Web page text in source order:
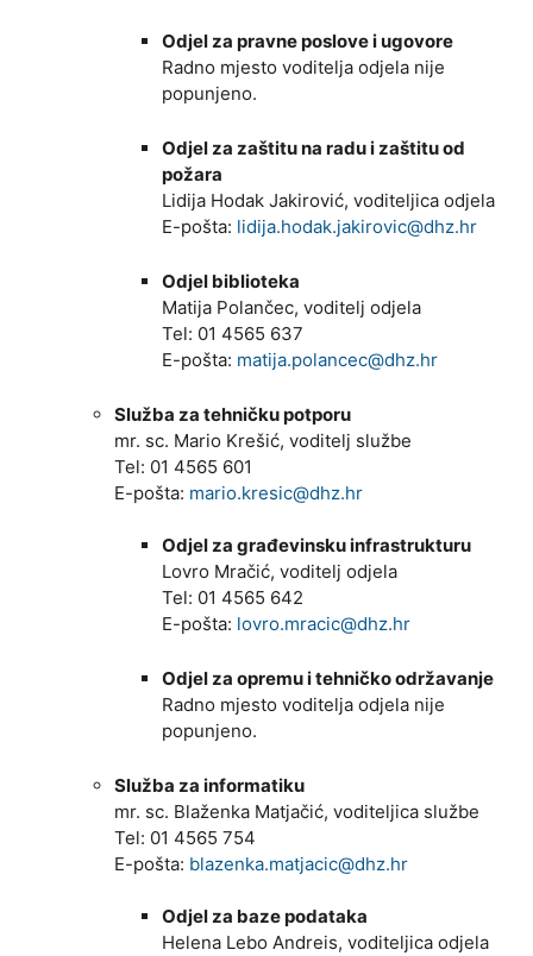
Odjel za pravne poslove i ugovore
Radno mjesto voditelja odjela nije
popunjeno.
Odjel za zaštitu na radu i zaštitu od
požara
Lidija Hodak Jakirović, voditeljica odjela
E-pošta: lidija.hodak.jakirovic@dhz.hr
Odjel biblioteka
Matija Polančec, voditelj odjela
Tel: 01 4565 637
E-pošta: matija.polancec@dhz.hr
Služba za tehničku potporu
mr. sc. Mario Krešić, voditelj službe
Tel: 01 4565 601
E-pošta: mario.kresic@dhz.hr
Odjel za građevinsku infrastrukturu
Lovro Mračić, voditelj odjela
Tel: 01 4565 642
E-pošta: lovro.mracic@dhz.hr
Odjel za opremu i tehničko održavanje
Radno mjesto voditelja odjela nije
popunjeno.
Služba za informatiku
mr. sc. Blaženka Matjačić, voditeljica službe
Tel: 01 4565 754
E-pošta: blazenka.matjacic@dhz.hr
Odjel za baze podataka
Helena Lebo Andreis, voditeljica odjela